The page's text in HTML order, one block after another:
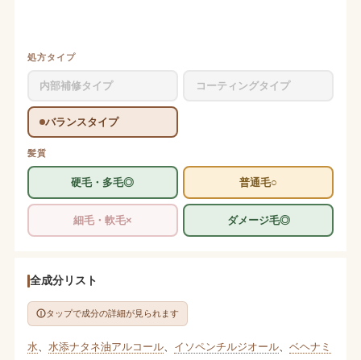
処方タイプ
内部補修タイプ コーティングタイプ
バランスタイプ
髪質
硬毛・多毛◎ 普通毛○
細毛・軟毛× ダメージ毛◎
全成分リスト
タップで成分の詳細が見られます
水 水添ナタネ油アルコール、 イソペンチルジオール、 ベヘナミ